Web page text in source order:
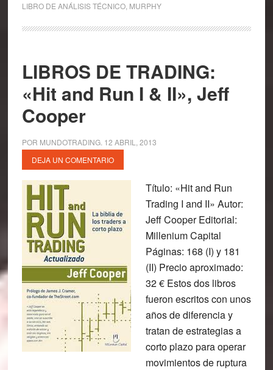
LIBRO DE ANÁLISIS TÉCNICO, MURPHY
LIBROS DE TRADING:
«Hit and Run I & II», Jeff
Cooper
POR MUNDOTRADING. 12 ABRIL, 2013
DEJA UN COMENTARIO
Título: «Hit and Run
Trading I and II» Autor:
Jeff Cooper Editorial:
Millenium Capital
Páginas: 168 (I) y 181
(II) Precio aproximado:
32 € Estos dos libros
fueron escritos con unos
años de diferencia y
tratan de estrategias a
corto plazo para operar
movimientos de ruptura